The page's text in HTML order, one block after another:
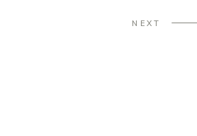
NEXT